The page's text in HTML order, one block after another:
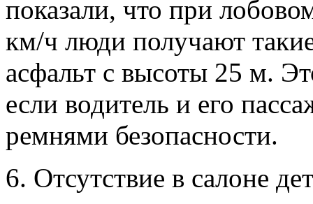
показали, что при
км/ч люди получают
асфальт с высоты 25 м.
если водитель и его
ремнями безопасности.
6. Отсутствие в салоне